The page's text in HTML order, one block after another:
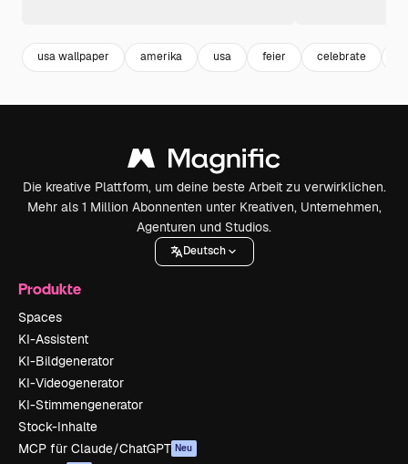
usa wallpaper amerika usa feier celebrate
Die kreative Plattform, um deine beste Arbeit zu verwirklichen.
Mehr als 1 Million Abonnenten unter Kreativen, Unternehmen,
Agenturen und Studios.
Deutsch
Produkte
Spaces
KI-Assistent
KI-Bildgenerator
KI-Videogenerator
KI-Stimmengenerator
Stock-Inhalte
MCP für Claude/ChatGPT Neu